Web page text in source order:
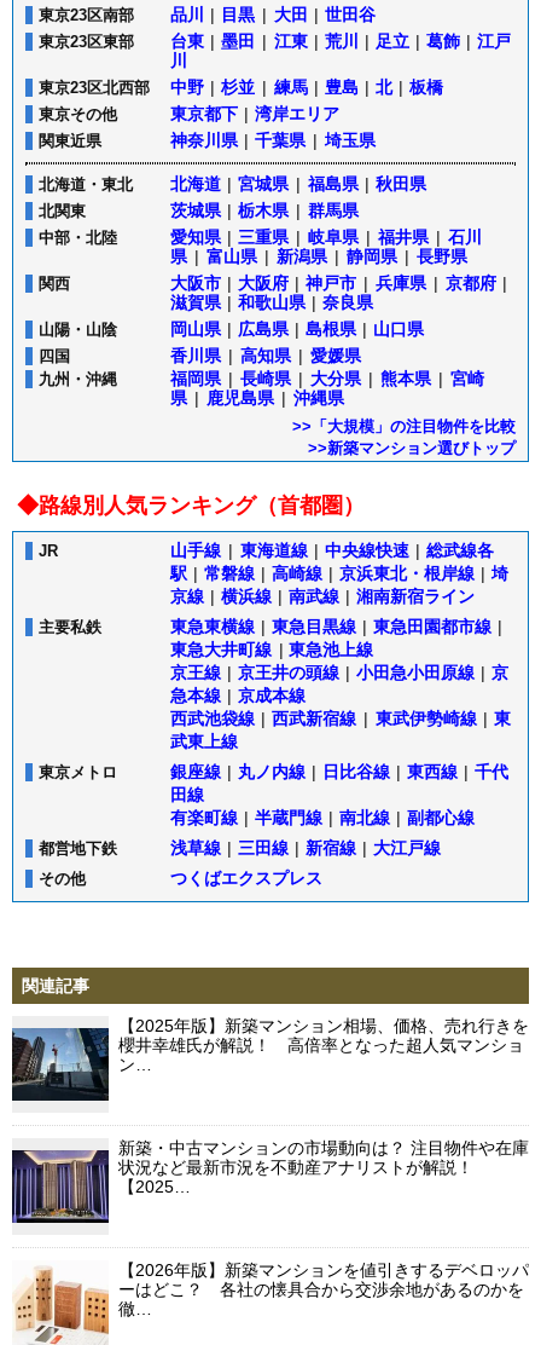
東京23区南部 品川 | 目黒 | 大田 | 世田谷
東京23区東部 台東 | 墨田 | 江東 | 荒川 | 足立 | 葛飾 | 江戸
川
東京23区北西部 中野 | 杉並 | 練馬 | 豊島 | 北 | 板橋
東京その他 東京都下 | 湾岸エリア
関東近県 神奈川県 | 千葉県 | 埼玉県
北海道・東北 北海道 | 宮城県 | 福島県 | 秋田県
北関東 茨城県 | 栃木県 | 群馬県
中部・北陸 愛知県 | 三重県 | 岐阜県 | 福井県 | 石川
県 | 富山県 | 新潟県 | 静岡県 | 長野県
関西 大阪市 | 大阪府 | 神戸市 | 兵庫県 | 京都府 |
滋賀県 | 和歌山県 | 奈良県
山陽・山陰 岡山県 | 広島県 | 島根県 | 山口県
四国 香川県 | 高知県 | 愛媛県
九州・沖縄 福岡県 | 長崎県 | 大分県 | 熊本県 | 宮崎
県 | 鹿児島県 | 沖縄県
>>「大規模」の注目物件を比較
>>新築マンション選びトップ
◆路線別人気ランキング（首都圏）
JR 山手線 | 東海道線 | 中央線快速 | 総武線各
駅 | 常磐線 | 高崎線 | 京浜東北・根岸線 | 埼
京線 | 横浜線 | 南武線 | 湘南新宿ライン
主要私鉄 東急東横線 | 東急目黒線 | 東急田園都市線 |
東急大井町線 | 東急池上線
京王線 | 京王井の頭線 | 小田急小田原線 | 京
急本線 | 京成本線
西武池袋線 | 西武新宿線 | 東武伊勢崎線 | 東
武東上線
東京メトロ 銀座線 | 丸ノ内線 | 日比谷線 | 東西線 | 千代
田線
有楽町線 | 半蔵門線 | 南北線 | 副都心線
都営地下鉄 浅草線 | 三田線 | 新宿線 | 大江戸線
その他 つくばエクスプレス
関連記事
【2025年版】新築マンション相場、価格、売れ行きを
櫻井幸雄氏が解説！ 高倍率となった超人気マンショ
ン…
新築・中古マンションの市場動向は？ 注目物件や在庫
状況など最新市況を不動産アナリストが解説！
【2025…
【2026年版】新築マンションを値引きするデベロッパ
ーはどこ？ 各社の懐具合から交渉余地があるのかを
徹…